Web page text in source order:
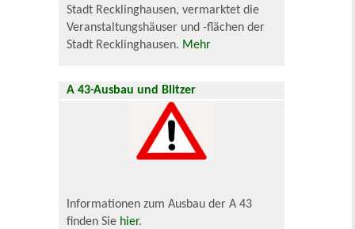
Stadt Recklinghausen, vermarktet die
Veranstaltungshäuser und -flächen der
Stadt Recklinghausen. Mehr
A 43-Ausbau und Blitzer
Informationen zum Ausbau der A 43
finden Sie hier.